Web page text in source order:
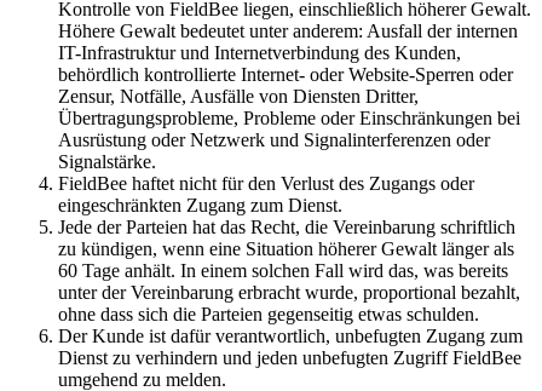
Kontrolle von FieldBee liegen, einschließlich höherer Gewalt.
Höhere Gewalt bedeutet unter anderem: Ausfall der internen
IT-Infrastruktur und Internetverbindung des Kunden,
behördlich kontrollierte Internet- oder Website-Sperren oder
Zensur, Notfälle, Ausfälle von Diensten Dritter,
Übertragungsprobleme, Probleme oder Einschränkungen bei
Ausrüstung oder Netzwerk und Signalinterferenzen oder
Signalstärke.
FieldBee haftet nicht für den Verlust des Zugangs oder
eingeschränkten Zugang zum Dienst.
Jede der Parteien hat das Recht, die Vereinbarung schriftlich
zu kündigen, wenn eine Situation höherer Gewalt länger als
60 Tage anhält. In einem solchen Fall wird das, was bereits
unter der Vereinbarung erbracht wurde, proportional bezahlt,
ohne dass sich die Parteien gegenseitig etwas schulden.
Der Kunde ist dafür verantwortlich, unbefugten Zugang zum
Dienst zu verhindern und jeden unbefugten Zugriff FieldBee
umgehend zu melden.